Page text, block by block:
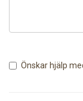
Önskar hjälp